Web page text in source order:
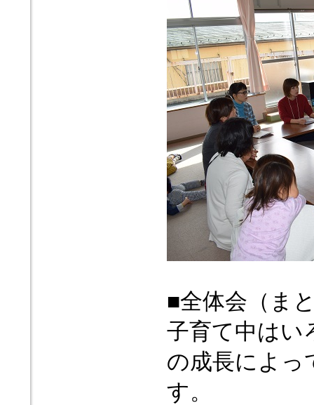
■全体会（ま
子育て中はい
の成長によっ
す。